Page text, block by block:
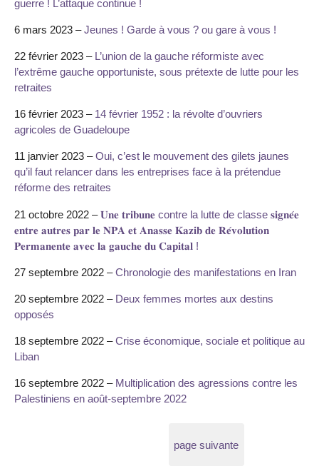
guerre ! L’attaque continue !
6 mars 2023 –Jeunes ! Garde à vous ? ou gare à vous !
22 février 2023 – L’union de la gauche réformiste avec
l’extrême gauche opportuniste, sous prétexte de lutte pour les
retraites
16 février 2023 – 14 février 1952 : la révolte d’ouvriers
agricoles de Guadeloupe
11 janvier 2023 –Oui, c’est le mouvement des gilets jaunes
qu’il faut relancer dans les entreprises face à la prétendue
réforme des retraites
21 octobre 2022 –𝐔𝐧𝐞 𝐭𝐫𝐢𝐛𝐮𝐧𝐞 contre la lutte de classe 𝐬𝐢𝐠𝐧𝐞́𝐞
𝐞𝐧𝐭𝐫𝐞 𝐚𝐮𝐭𝐫𝐞𝐬 𝐩𝐚𝐫 𝐥𝐞 𝐍𝐏𝐀 𝐞𝐭 𝐀𝐧𝐚𝐬𝐬𝐞 𝐊𝐚𝐳𝐢𝐛 𝐝𝐞 𝐑𝐞́𝐯𝐨𝐥𝐮𝐭𝐢𝐨𝐧
𝐏𝐞𝐫𝐦𝐚𝐧𝐞𝐧𝐭𝐞 𝐚𝐯𝐞𝐜 𝐥𝐚 𝐠𝐚𝐮𝐜𝐡𝐞 𝐝𝐮 𝐂𝐚𝐩𝐢𝐭𝐚𝐥 !
27 septembre 2022 –Chronologie des manifestations en Iran
20 septembre 2022 – Deux femmes mortes aux destins
opposés
18 septembre 2022 –Crise économique, sociale et politique au
Liban
16 septembre 2022 – Multiplication des agressions contre les
Palestiniens en août-septembre 2022
page suivante